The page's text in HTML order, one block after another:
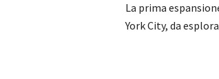
La prima
York City, da